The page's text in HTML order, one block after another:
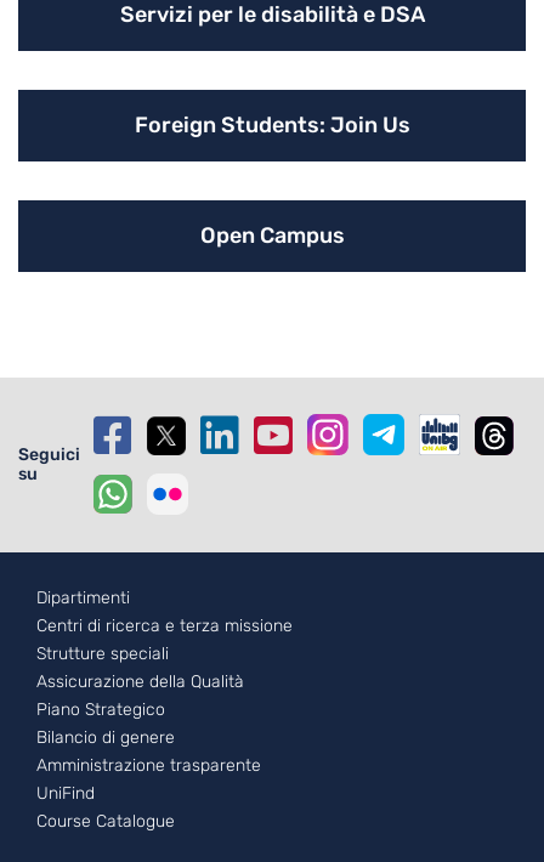
Servizi per le disabilità e DSA
Foreign Students: Join Us
Open Campus
Seguici
su
Footer - 1
Dipartimenti
Centri di ricerca e terza missione
Strutture speciali
Assicurazione della Qualità
Piano Strategico
Bilancio di genere
Amministrazione trasparente
UniFind
Course Catalogue